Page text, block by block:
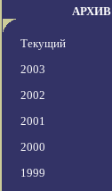
АРХИВ
Текущий
2003
2002
2001
2000
1999